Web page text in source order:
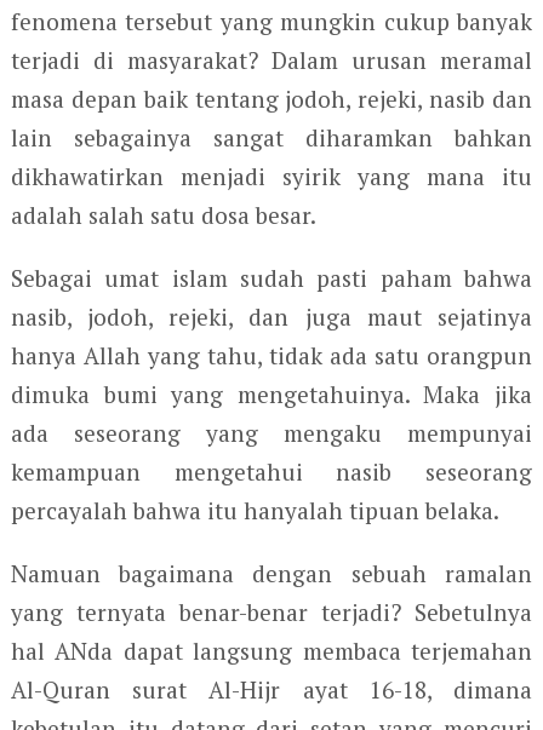
fenomena tersebut yang mungkin cukup banyak
terjadi di masyarakat? Dalam urusan meramal
masa depan baik tentang jodoh, rejeki, nasib dan
lain sebagainya sangat diharamkan bahkan
dikhawatirkan menjadi syirik yang mana itu
adalah salah satu dosa besar.
Sebagai umat islam sudah pasti paham bahwa
nasib, jodoh, rejeki, dan juga maut sejatinya
hanya Allah yang tahu, tidak ada satu orangpun
dimuka bumi yang mengetahuinya. Maka jika
ada seseorang yang mengaku mempunyai
kemampuan mengetahui nasib seseorang
percayalah bahwa itu hanyalah tipuan belaka.
Namuan bagaimana dengan sebuah ramalan
yang ternyata benar-benar terjadi? Sebetulnya
hal ANda dapat langsung membaca terjemahan
Al-Quran surat Al-Hijr ayat 16-18, dimana